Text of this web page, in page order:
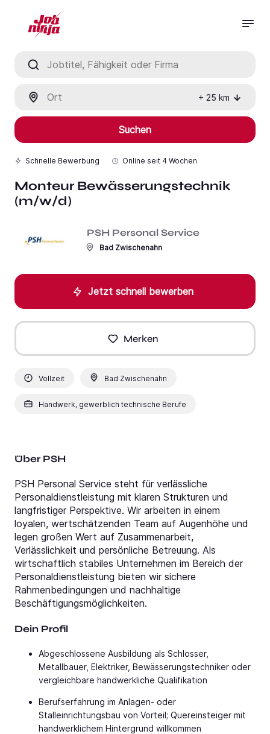
+ 25 km
Suchen
Schnelle Bewerbung Online seit 4 Wochen
Monteur Bewässerungstechnik
(m/w/d)
PSH Personal Service
Bad Zwischenahn
Jetzt schnell bewerben
Merken
Vollzeit Bad Zwischenahn
Handwerk, gewerblich technische Berufe
Über PSH
PSH Personal Service steht für verlässliche
Personaldienstleistung mit klaren Strukturen und
langfristiger Perspektive. Wir arbeiten in einem
loyalen, wertschätzenden Team auf Augenhöhe und
legen großen Wert auf Zusammenarbeit,
Verlässlichkeit und persönliche Betreuung. Als
wirtschaftlich stabiles Unternehmen im Bereich der
Personaldienstleistung bieten wir sichere
Rahmenbedingungen und nachhaltige
Beschäftigungsmöglichkeiten.
Dein Profil
Abgeschlossene Ausbildung als Schlosser,
Metallbauer, Elektriker, Bewässerungstechniker oder
vergleichbare handwerkliche Qualifikation
Berufserfahrung im Anlagen- oder
Stalleinrichtungsbau von Vorteil; Quereinsteiger mit
handwerklichem Hintergrund willkommen